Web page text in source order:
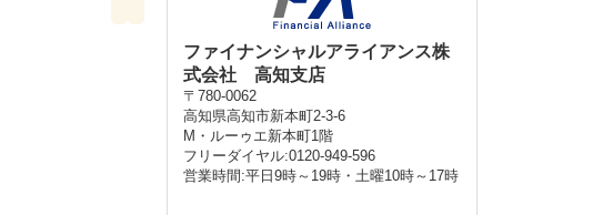
ファイナンシャルアライアンス株
式会社 高知支店
〒780-0062
高知県高知市新本町2-3-6
M・ルーゥエ新本町1階
フリーダイヤル:0120-949-596
営業時間:平日9時～19時・土曜10時～17時